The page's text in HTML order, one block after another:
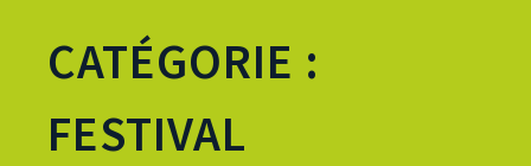
CATÉGORIE :
FESTIVAL